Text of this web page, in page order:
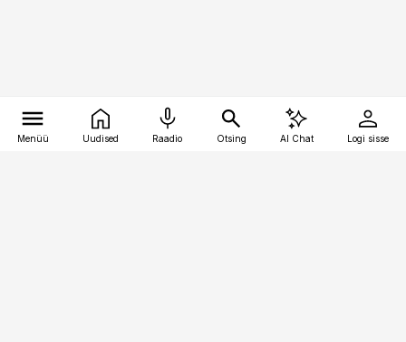
Menüü Uudised Raadio Otsing AI Chat Logi sisse